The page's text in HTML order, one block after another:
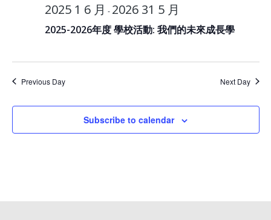
2025 1 6 月 - 2026 31 5 月
2025-2026年度 學校活動: 我們的未來成長學
Previous Day Next Day
Subscribe to calendar